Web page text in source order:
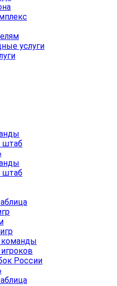
услуги
штаб
штаб
команды
России